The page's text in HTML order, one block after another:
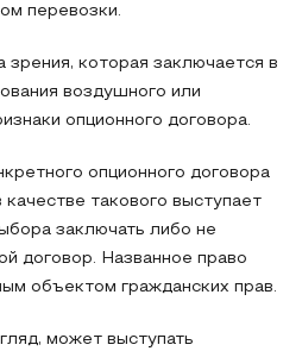
перевозки.
зрения, которая заключается в
воздушного или
опционного договора.
опционного договора
такового выступает
заключать либо не
договор. Названное право
объектом гражданских прав.
может выступать